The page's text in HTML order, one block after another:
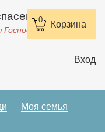
0 Корзина
спасется.
Вход
Моя семья